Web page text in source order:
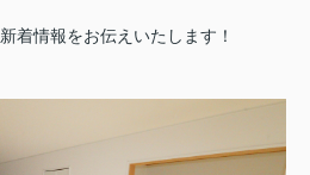
着情報をお伝えいたします！